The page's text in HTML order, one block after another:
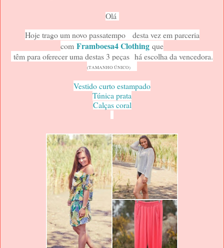
Olá
Hoje trago um novo passatempo desta vez em parceria
com Framboesa4 Clothing que
têm para oferecer uma destas 3 peças há escolha da vencedora.
(TAMANHO ÚNICO)
Vestido curto estampado
Túnica prata
Calças coral